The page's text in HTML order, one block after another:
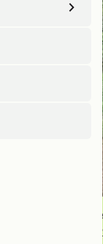
Cet
accueillir des